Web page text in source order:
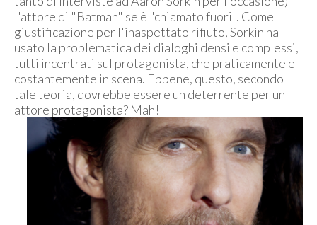
l'attore di "Batman" se è "chiamato fuori". Come
giustificazione per l'inaspettato rifiuto, Sorkin ha
usato la problematica dei dialoghi densi e complessi,
tutti incentrati sul protagonista, che praticamente e'
costantemente in scena. Ebbene, questo, secondo
tale teoria, dovrebbe essere un deterrente per un
attore protagonista? Mah!